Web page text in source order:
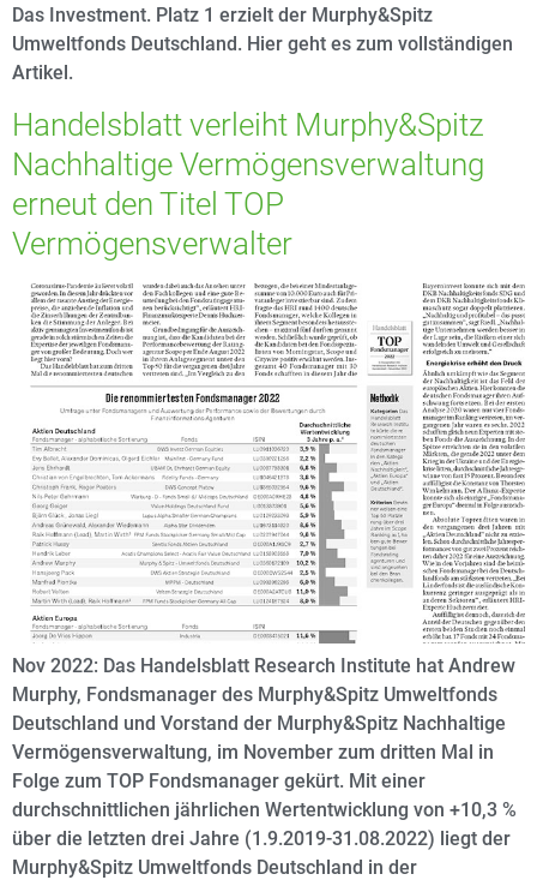
Das Investment. Platz 1 erzielt der Murphy&Spitz
Umweltfonds Deutschland. Hier geht es zum vollständigen
Artikel.
Handelsblatt verleiht Murphy&Spitz
Nachhaltige Vermögensverwaltung
erneut den Titel TOP
Vermögensverwalter
Nov 2022: Das Handelsblatt Research Institute hat Andrew
Murphy, Fondsmanager des Murphy&Spitz Umweltfonds
Deutschland und Vorstand der Murphy&Spitz Nachhaltige
Vermögensverwaltung, im November zum dritten Mal in
Folge zum TOP Fondsmanager gekürt. Mit einer
durchschnittlichen jährlichen Wertentwicklung von +10,3 %
über die letzten drei Jahre (1.9.2019-31.08.2022) liegt der
Murphy&Spitz Umweltfonds Deutschland in der